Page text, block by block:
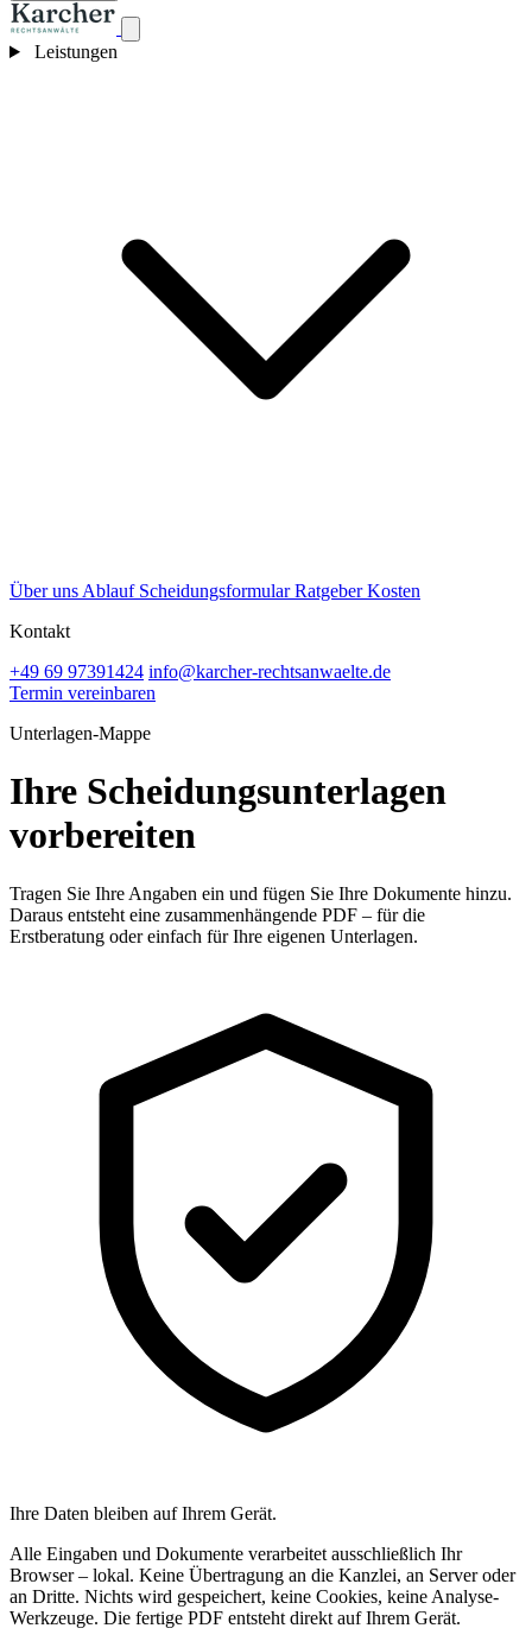
Leistungen
Über uns Ablauf ScheidungsformularRatgeberKosten
Kontakt
+49 69 97391424 info@karcher-rechtsanwaelte.de
Termin vereinbaren
Unterlagen-Mappe
Ihre Scheidungsunterlagen
vorbereiten
Tragen Sie Ihre Angaben ein und fügen Sie Ihre Dokumente hinzu.
Daraus entsteht eine zusammenhängende PDF – für die
Erstberatung oder einfach für Ihre eigenen Unterlagen.
Ihre Daten bleiben auf Ihrem Gerät.
Alle Eingaben und Dokumente verarbeitet ausschließlich Ihr
Browser – lokal. Keine Übertragung an die Kanzlei, an Server oder
an Dritte. Nichts wird gespeichert, keine Cookies, keine Analyse-
Werkzeuge. Die fertige PDF entsteht direkt auf Ihrem Gerät.